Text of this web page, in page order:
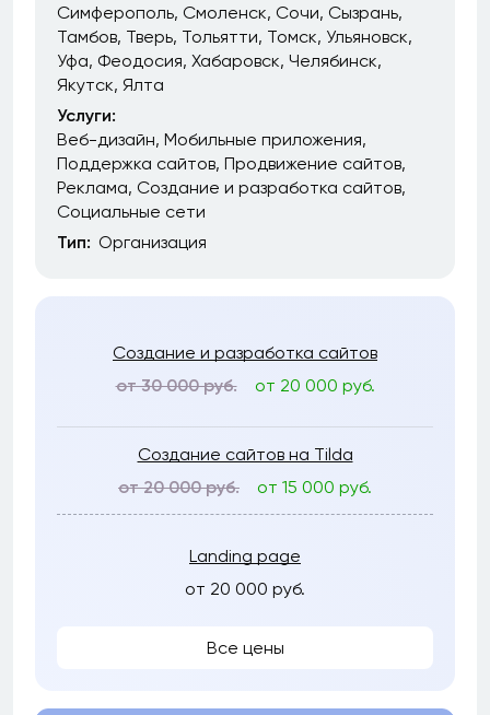
Симферополь Смоленск Сочи Сызрань
Тамбов Тверь Тольятти Томск Ульяновск
Уфа Феодосия Хабаровск Челябинск
Якутск Ялта
Услуги:
Веб-дизайн Мобильные приложения
Поддержка сайтов Продвижение сайтов
Реклама Создание и разработка сайтов
Социальные сети
Тип: Организация
Создание и разработка сайтов
от 30 000 руб.
от 20 000 руб.
Создание сайтов на Tilda
от 20 000 руб.
от 15 000 руб.
Landing page
от 20 000 руб.
Все цены